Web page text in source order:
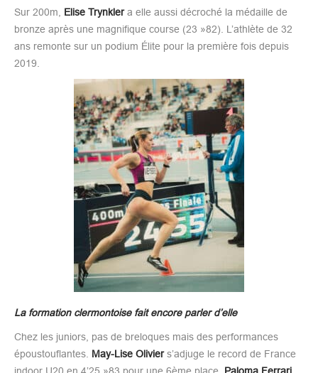
Sur 200m, Elise Trynklera elle aussi décroché la médaille de
bronze après une magnifique course (23 »82). L’athlète de 32
ans remonte sur un podium Élite pour la première fois depuis
2019.
La formation clermontoise fait encore parler d’elle
Chez les juniors, pas de breloques mais des performances
époustouflantes. May-Lise Oliviers’adjuge le record de France
indoor U20 en 4’25 »83 pour une 6ème place.
Paloma Ferrari